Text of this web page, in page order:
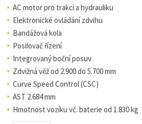
AC motor pro trakci a hydrauliku
Elektronické ovládání zdvihu
Bandážová kola
Posilovač řízení
Integrovaný boční posuv
Zdvižná věž od 2.900 do 5.700 mm
Curve Speed Control (CSC)
AST 2.684 mm
Hmotnost vozíku vč. baterie od 1.830 kg